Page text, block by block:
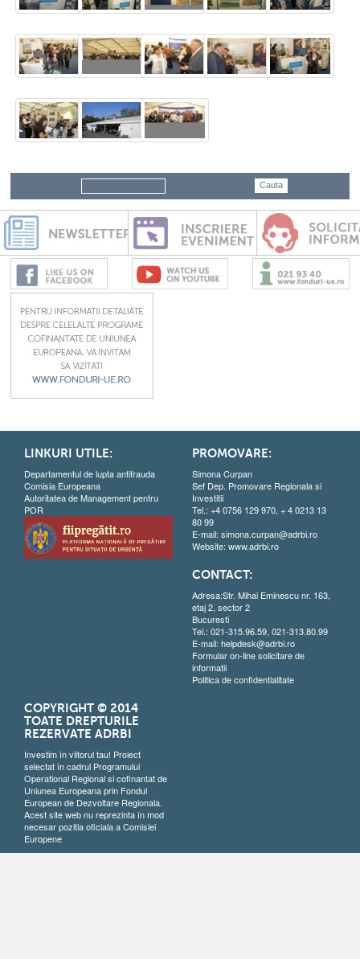
LINKURI UTILE:
Departamentul de lupta antifrauda
Comisia Europeana
Autoritatea de Management pentru
POR
PROMOVARE:
Simona Curpan
Sef Dep. Promovare Regionala si
Investitii
Tel.: +4 0756 129 970, + 4 0213 13
80 99
E-mail: simona.curpan@adrbi.ro
Website: www.adrbi.ro
CONTACT:
Adresa:Str. Mihai Eminescu nr. 163,
etaj 2, sector 2
Bucuresti
Tel.: 021-315.96.59, 021-313.80.99
E-mail: helpdesk@adrbi.ro
Formular on-line solicitare de
informatii
Politica de confidentialitate
COPYRIGHT © 2014
TOATE DREPTURILE
REZERVATE ADRBI
Investim în viitorul tau! Proiect
selectat în cadrul Programului
Operational Regional si cofinantat de
Uniunea Europeana prin Fondul
European de Dezvoltare Regionala.
Acest site web nu reprezinta în mod
necesar pozitia oficiala a Comisiei
Europene